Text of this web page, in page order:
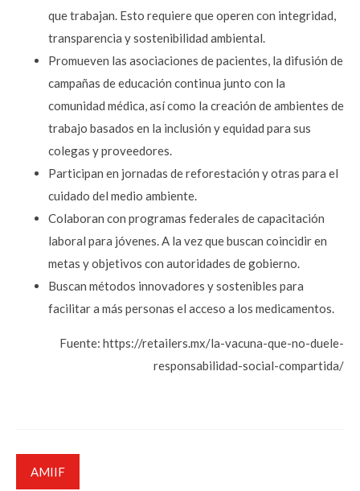
que trabajan. Esto requiere que operen con integridad,
transparencia y sostenibilidad ambiental.
Promueven las asociaciones de pacientes, la difusión de
campañas de educación continua junto con la
comunidad médica, así como la creación de ambientes de
trabajo basados en la inclusión y equidad para sus
colegas y proveedores.
Participan en jornadas de reforestación y otras para el
cuidado del medio ambiente.
Colaboran con programas federales de capacitación
laboral para jóvenes. A la vez que buscan coincidir en
metas y objetivos con autoridades de gobierno.
Buscan métodos innovadores y sostenibles para
facilitar a más personas el acceso a los medicamentos.
Fuente: https://retailers.mx/la-vacuna-que-no-duele-
responsabilidad-social-compartida/
AMIIF